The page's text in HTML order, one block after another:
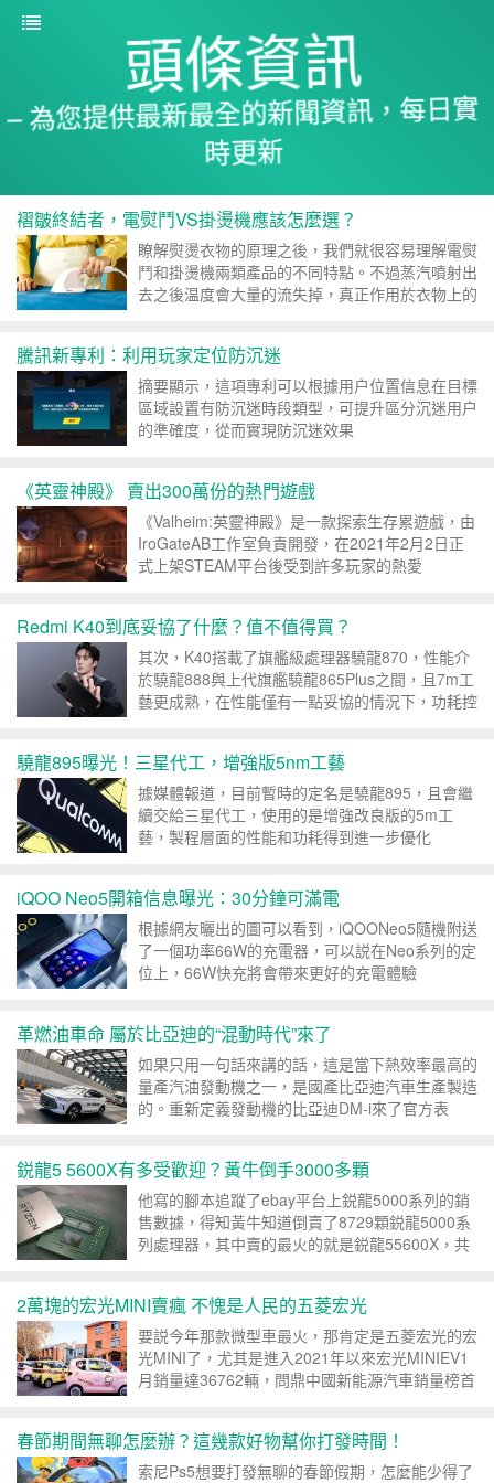
頭條資訊
– 為您提供最新最全的新聞資訊，每日實
時更新
褶皺終結者，電熨鬥VS掛燙機應該怎麼選？
瞭解熨燙衣物的原理之後，我們就很容易理解電熨
鬥和掛燙機兩類產品的不同特點。不過蒸汽噴射出
去之後温度會大量的流失掉，真正作用於衣物上的
騰訊新專利：利用玩家定位防沉迷
摘要顯示，這項專利可以根據用户位置信息在目標
區域設置有防沉迷時段類型，可提升區分沉迷用户
的準確度，從而實現防沉迷效果
《英靈神殿》 賣出300萬份的熱門遊戲
《Valheim:英靈神殿》是一款探索生存累遊戲，由
IroGateAB工作室負責開發，在2021年2月2日正
式上架STEAM平台後受到許多玩家的熱愛
Redmi K40到底妥協了什麼？值不值得買？
其次，K40搭載了旗艦級處理器驍龍870，性能介
於驍龍888與上代旗艦驍龍865Plus之間，且7m工
藝更成熟，在性能僅有一點妥協的情況下，功耗控
驍龍895曝光！三星代工，增強版5nm工藝
據媒體報道，目前暫時的定名是驍龍895，且會繼
續交給三星代工，使用的是增強改良版的5m工
藝，製程層面的性能和功耗得到進一步優化
iQOO Neo5開箱信息曝光：30分鐘可滿電
根據網友曬出的圖可以看到，iQOONeo5隨機附送
了一個功率66W的充電器，可以説在Neo系列的定
位上，66W快充將會帶來更好的充電體驗
革燃油車命 屬於比亞迪的“混動時代”來了
如果只用一句話來講的話，這是當下熱效率最高的
量產汽油發動機之一，是國產比亞迪汽車生產製造
的。重新定義發動機的比亞迪DM-i來了官方表
鋭龍5 5600X有多受歡迎？黃牛倒手3000多顆
他寫的腳本追蹤了ebay平台上鋭龍5000系列的銷
售數據，得知黃牛知道倒賣了8729顆鋭龍5000系
列處理器，其中賣的最火的就是鋭龍55600X，共
2萬塊的宏光MINI賣瘋 不愧是人民的五菱宏光
要説今年那款微型車最火，那肯定是五菱宏光的宏
光MINI了，尤其是進入2021年以來宏光MINIEV1
月銷量達36762輛，問鼎中國新能源汽車銷量榜首
春節期間無聊怎麼辦？這幾款好物幫你打發時間！
索尼Ps5想要打發無聊的春節假期，怎麼能少得了